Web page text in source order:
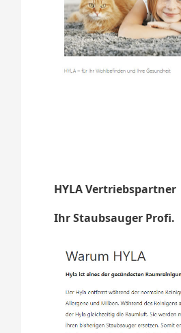
HYLA Vertriebspartner
Ihr Staubsauger Profi.